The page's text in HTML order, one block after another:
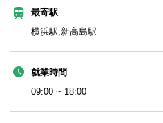
最寄駅
横浜駅,新高島駅
就業時間
09:00 ~ 18:00